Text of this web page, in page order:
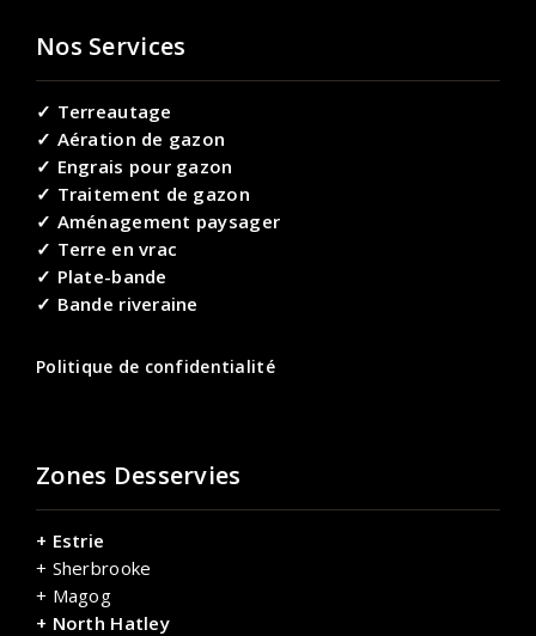
Nos Services
✓ Terreautage
✓ Aération de gazon
✓ Engrais pour gazon
✓ Traitement de gazon
✓ Aménagement paysager
✓ Terre en vrac
✓ Plate-bande
✓ Bande riveraine
Politique de confidentialité
Zones Desservies
+ Estrie
+ Sherbrooke
+ Magog
+ North Hatley